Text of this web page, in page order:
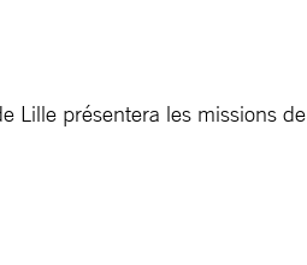
Lille présentera les missions de